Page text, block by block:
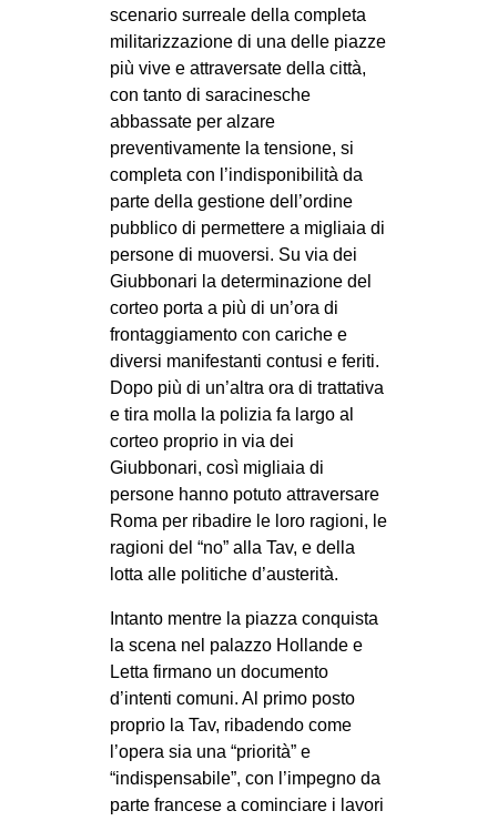
scenario surreale della completa
militarizzazione di una delle piazze
più vive e attraversate della città,
con tanto di saracinesche
abbassate per alzare
preventivamente la tensione, si
completa con l’indisponibilità da
parte della gestione dell’ordine
pubblico di permettere a migliaia di
persone di muoversi. Su via dei
Giubbonari la determinazione del
corteo porta a più di un’ora di
frontaggiamento con cariche e
diversi manifestanti contusi e feriti.
Dopo più di un’altra ora di trattativa
e tira molla la polizia fa largo al
corteo proprio in via dei
Giubbonari, così migliaia di
persone hanno potuto attraversare
Roma per ribadire le loro ragioni, le
ragioni del “no” alla Tav, e della
lotta alle politiche d’austerità.
Intanto mentre la piazza conquista
la scena nel palazzo Hollande e
Letta firmano un documento
d’intenti comuni. Al primo posto
proprio la Tav, ribadendo come
l’opera sia una “priorità” e
“indispensabile”, con l’impegno da
parte francese a cominciare i lavori